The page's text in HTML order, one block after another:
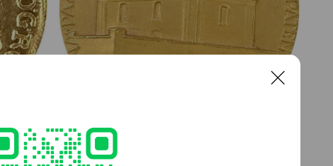
MS61
チェコスロバキア宗教寛容令150周年金メダル
MS62